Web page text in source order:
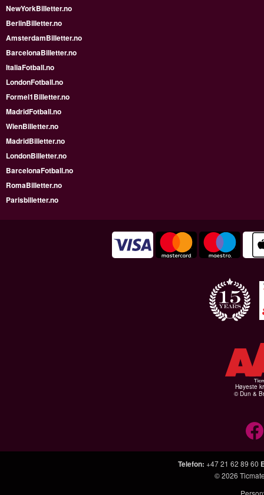
NewYorkBilletter.no
BerlinBilletter.no
AmsterdamBilletter.no
BarcelonaBilletter.no
ItaliaFotball.no
LondonFotball.no
Formel1Billetter.no
MadridFotball.no
WienBilletter.no
MadridBilletter.no
LondonBilletter.no
BarcelonaFotball.no
RomaBilletter.no
Parisbilletter.no
Høyeste
© Dun &
Telefon: +47 21 62 89 60
© 2026